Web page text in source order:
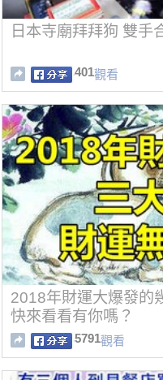
日本寺廟拜拜狗 雙手
401觀看
2018年財運大爆發的
快來看看有你嗎？
5791觀看